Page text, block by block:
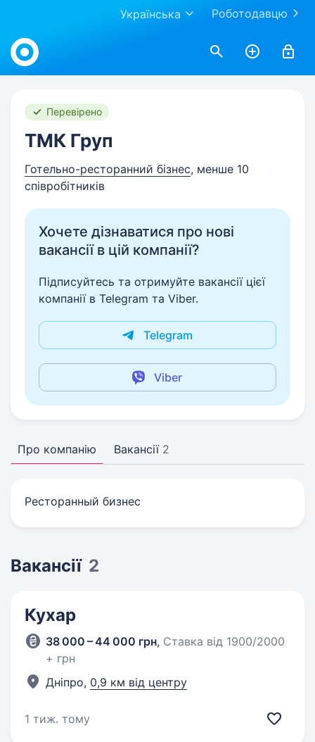
Роботодавцю
Українська
Work.ua
Перевірено
ТМК Груп
Готельно-ресторанний бізнес, менше 10
співробітників
Хочете дізнаватися про нові
вакансії в цій компанії?
Підписуйтесь та отримуйте вакансії цієї
компанії в Telegram та Viber.
Telegram
Viber
Про компанію Вакансії 2
Ресторанный бизнес
Вакансії 2
Кухар
38 000 – 44 000 грн, Ставка від 1900/2000
+ грн
Дніпро, 0,9 км від центру
1 тиж. тому